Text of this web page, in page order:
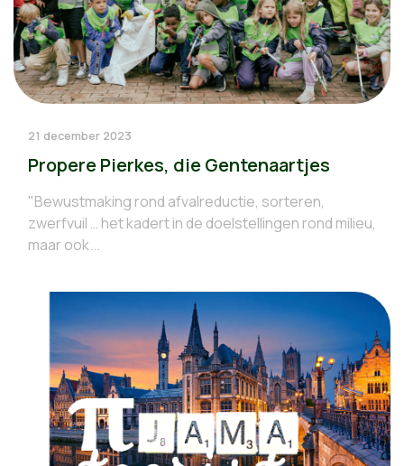
21 december 2023
Propere Pierkes, die Gentenaartjes
"Bewustmaking rond afvalreductie, sorteren,
zwerfvuil … het kadert in de doelstellingen rond milieu,
maar ook...